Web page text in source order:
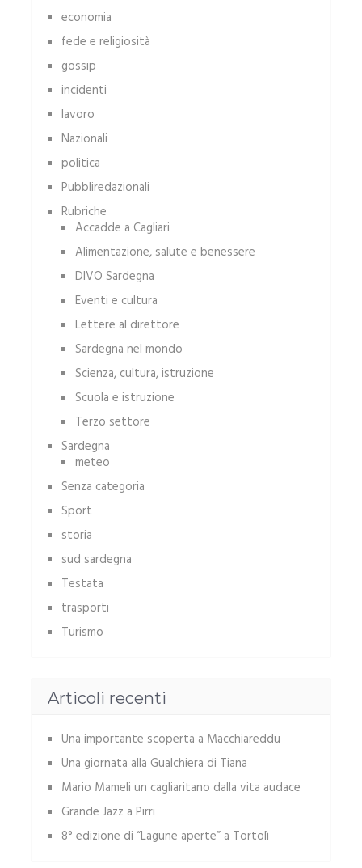
economia
fede e religiosità
gossip
incidenti
lavoro
Nazionali
politica
Pubbliredazionali
Rubriche
Accadde a Cagliari
Alimentazione, salute e benessere
DIVO Sardegna
Eventi e cultura
Lettere al direttore
Sardegna nel mondo
Scienza, cultura, istruzione
Scuola e istruzione
Terzo settore
Sardegna
meteo
Senza categoria
Sport
storia
sud sardegna
Testata
trasporti
Turismo
Articoli recenti
Una importante scoperta a Macchiareddu
Una giornata alla Gualchiera di Tiana
Mario Mameli un cagliaritano dalla vita audace
Grande Jazz a Pirri
8° edizione di “Lagune aperte” a Tortolì